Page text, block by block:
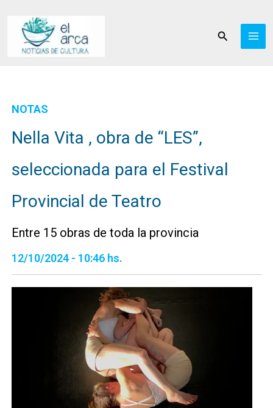
contenido
Buscar
NOTAS
Nella Vita , obra de “LES”,
seleccionada para el Festival
Provincial de Teatro
Entre 15 obras de toda la provincia
12/10/2024 - 10:46 hs.